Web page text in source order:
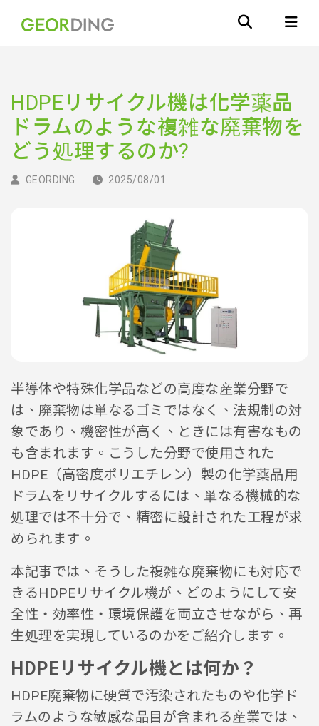
HDPEリサイクル機は化学薬品
ドラムのような複雑な廃棄物を
どう処理するのか?
GEORDING 2025/08/01
半導体や特殊化学品などの高度な産業分野で
は、廃棄物は単なるゴミではなく、法規制の対
象であり、機密性が高く、ときには有害なもの
も含まれます。こうした分野で使用された
HDPE（高密度ポリエチレン）製の化学薬品用
ドラムをリサイクルするには、単なる機械的な
処理では不十分で、精密に設計された工程が求
められます。
本記事では、そうした複雑な廃棄物にも対応で
きるHDPEリサイクル機が、どのようにして安
全性・効率性・環境保護を両立させながら、再
生処理を実現しているのかをご紹介します。
HDPEリサイクル機とは何か？
HDPE廃棄物に硬質で汚染されたものや化学ド
ラムのような敏感な品目が含まれる産業では、